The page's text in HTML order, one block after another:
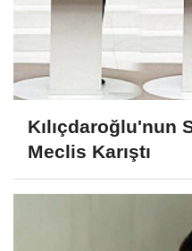
Kılıçdaroğlu'nun
Meclis Karıştı